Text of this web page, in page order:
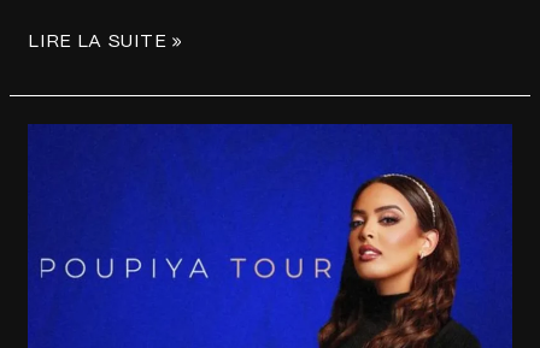
LIRE LA SUITE »
GRAND
RETOUR